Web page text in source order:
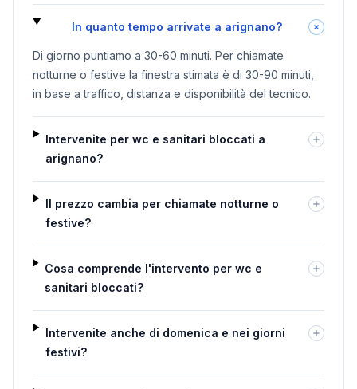
In quanto tempo arrivate a arignano?
Di giorno puntiamo a 30-60 minuti. Per chiamate
notturne o festive la finestra stimata è di 30-90 minuti,
in base a traffico, distanza e disponibilità del tecnico.
Intervenite per wc e sanitari bloccati a
arignano?
Il prezzo cambia per chiamate notturne o
festive?
Cosa comprende l'intervento per wc e
sanitari bloccati?
Intervenite anche di domenica e nei giorni
festivi?